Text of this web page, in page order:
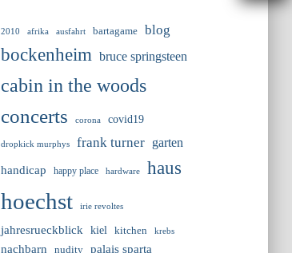
2010 afrika ausfahrt bartagame blog
bockenheim bruce springsteen
cabin in the woods
concerts
corona covid19
dropkick murphys frank turner
garten
handicap
happy place hardware haus
hoechst irie revoltes
jahresrueckblick kiel kitchen krebs
nachbarn nudity palais sparta